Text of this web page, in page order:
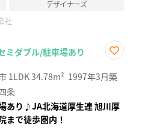
デザイナーズ
社
ミダブル/駐車場あり
に入
り登
1LDK34.78m² 1997年3月築
条
あり♪JA北海道厚生連 旭川厚
まで徒歩圏内！